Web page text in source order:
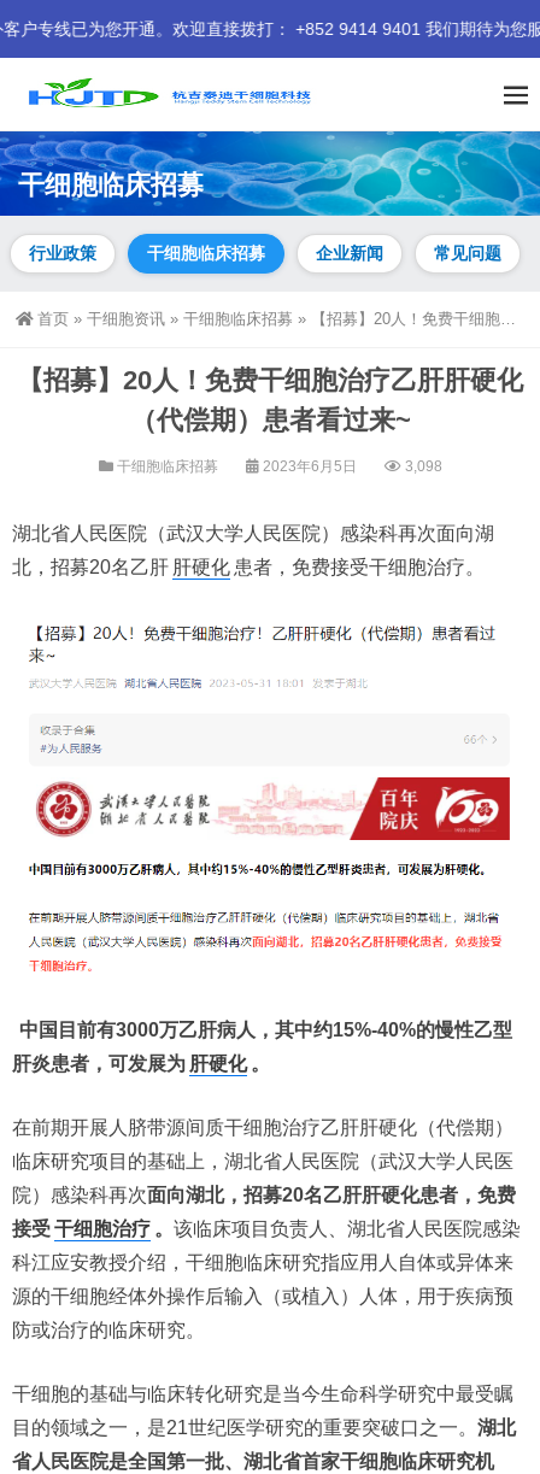
线已为您开通。欢迎直接拨打： +852 9414 9401 我们期待为您服务
干细胞临床招募
行业政策 干细胞临床招募 企业新闻 常见问题
首页 » 干细胞资讯 » 干细胞临床招募 » 【招募】20人！免费干细胞治疗乙肝肝硬化（代偿期）患者看过来~
【招募】20人！免费干细胞治疗乙肝肝硬化
（代偿期）患者看过来~
干细胞临床招募 2023年6月5日 3,098
湖北省人民医院（武汉大学人民医院）感染科再次面向湖
北，招募20名乙肝 肝硬化 患者，免费接受干细胞治疗。
中国目前有3000万乙肝病人，其中约15%-40%的慢性乙型
肝炎患者，可发展为 肝硬化 。
在前期开展人脐带源间质干细胞治疗乙肝肝硬化（代偿期）
临床研究项目的基础上，湖北省人民医院（武汉大学人民医
院）感染科再次面向湖北，招募20名乙肝肝硬化患者，免费
接受干细胞治疗 。 该临床项目负责人、湖北省人民医院感染
科江应安教授介绍，干细胞临床研究指应用人自体或异体来
源的干细胞经体外操作后输入（或植入）人体，用于疾病预
防或治疗的临床研究。
干细胞的基础与临床转化研究是当今生命科学研究中最受瞩
目的领域之一，是21世纪医学研究的重要突破口之一。 湖北
省人民医院是全国第一批、湖北省首家干细胞临床研究机